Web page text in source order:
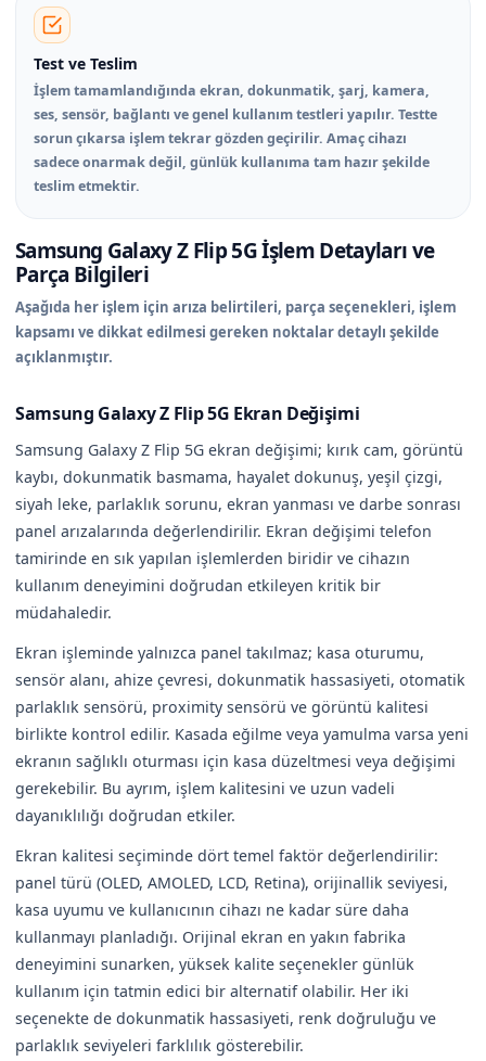
Test ve Teslim
İşlem tamamlandığında ekran, dokunmatik, şarj, kamera,
ses, sensör, bağlantı ve genel kullanım testleri yapılır. Testte
sorun çıkarsa işlem tekrar gözden geçirilir. Amaç cihazı
sadece onarmak değil, günlük kullanıma tam hazır şekilde
teslim etmektir.
Samsung Galaxy Z Flip 5G İşlem Detayları ve
Parça Bilgileri
Aşağıda her işlem için arıza belirtileri, parça seçenekleri, işlem
kapsamı ve dikkat edilmesi gereken noktalar detaylı şekilde
açıklanmıştır.
Samsung Galaxy Z Flip 5G Ekran Değişimi
Samsung Galaxy Z Flip 5G ekran değişimi; kırık cam, görüntü
kaybı, dokunmatik basmama, hayalet dokunuş, yeşil çizgi,
siyah leke, parlaklık sorunu, ekran yanması ve darbe sonrası
panel arızalarında değerlendirilir. Ekran değişimi telefon
tamirinde en sık yapılan işlemlerden biridir ve cihazın
kullanım deneyimini doğrudan etkileyen kritik bir
müdahaledir.
Ekran işleminde yalnızca panel takılmaz; kasa oturumu,
sensör alanı, ahize çevresi, dokunmatik hassasiyeti, otomatik
parlaklık sensörü, proximity sensörü ve görüntü kalitesi
birlikte kontrol edilir. Kasada eğilme veya yamulma varsa yeni
ekranın sağlıklı oturması için kasa düzeltmesi veya değişimi
gerekebilir. Bu ayrım, işlem kalitesini ve uzun vadeli
dayanıklılığı doğrudan etkiler.
Ekran kalitesi seçiminde dört temel faktör değerlendirilir:
panel türü (OLED, AMOLED, LCD, Retina), orijinallik seviyesi,
kasa uyumu ve kullanıcının cihazı ne kadar süre daha
kullanmayı planladığı. Orijinal ekran en yakın fabrika
deneyimini sunarken, yüksek kalite seçenekler günlük
kullanım için tatmin edici bir alternatif olabilir. Her iki
seçenekte de dokunmatik hassasiyeti, renk doğruluğu ve
parlaklık seviyeleri farklılık gösterebilir.